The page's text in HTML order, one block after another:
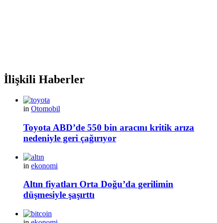
İlişkili Haberler
in Otomobil
Toyota ABD’de 550 bin aracını kritik arıza
nedeniyle geri çağırıyor
in ekonomi
Altın fiyatları Orta Doğu’da gerilimin
düşmesiyle şaşırttı